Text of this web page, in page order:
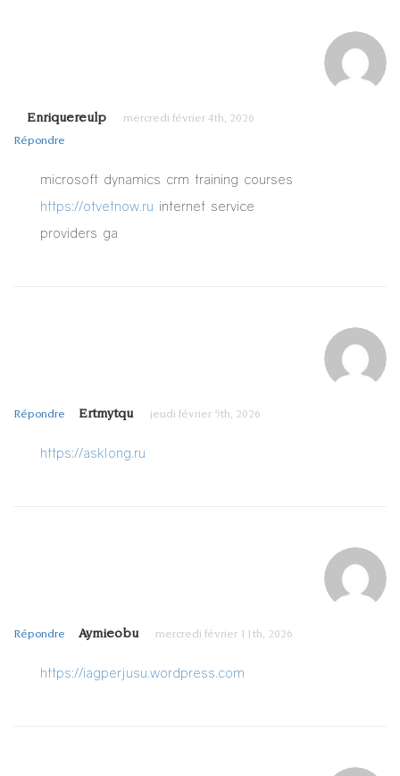
Enriquereulp mercredi février 4th, 2026
Répondre
microsoft dynamics crm training courses
https://otvetnow.ru internet service
providers ga
Ertmytqu jeudi février 5th, 2026
Répondre
https://asklong.ru
Aymieobu mercredi février 11th, 2026
Répondre
https://iagperjusu.wordpress.com